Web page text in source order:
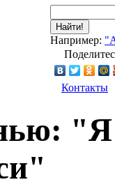
Найти!
Например:
Контакты
"Я